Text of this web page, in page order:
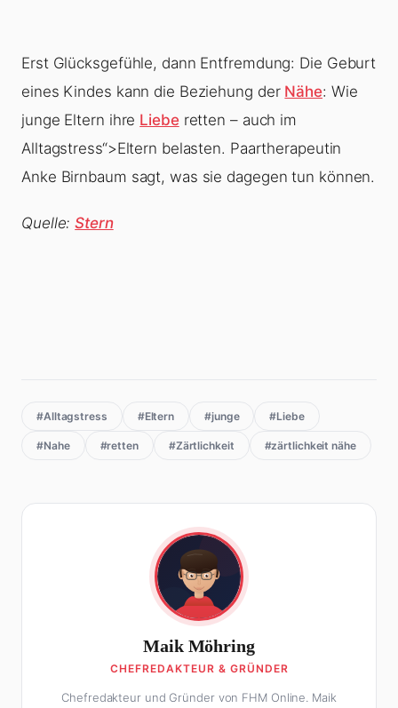
Erst Glücksgefühle, dann Entfremdung: Die Geburt
eines Kindes kann die Beziehung der Nähe: Wie
junge Eltern ihre Lieberetten – auch im
Alltagstress“>Eltern belasten. Paartherapeutin
Anke Birnbaum sagt, was sie dagegen tun können.
Quelle:Stern
#Alltagstress #Eltern #junge #Liebe
#Nahe #retten #Zärtlichkeit #zärtlichkeit nähe
Maik Möhring
CHEFREDAKTEUR & GRÜNDER
Chefredakteur und Gründer von FHM Online. Maik